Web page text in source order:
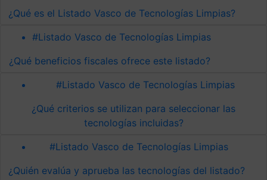
¿Qué es el Listado Vasco de Tecnologías Limpias?
#Listado Vasco de Tecnologías Limpias
¿Qué beneficios fiscales ofrece este listado?
#Listado Vasco de Tecnologías Limpias
¿Qué criterios se utilizan para seleccionar las
tecnologías incluidas?
#Listado Vasco de Tecnologías Limpias
¿Quién evalúa y aprueba las tecnologías del listado?